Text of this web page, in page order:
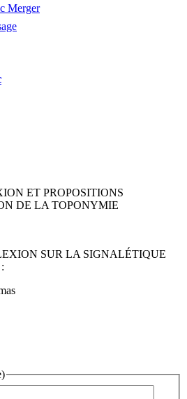
Merger
ET PROPOSITIONS
DE LA TOPONYMIE
SUR LA SIGNALÉTIQUE